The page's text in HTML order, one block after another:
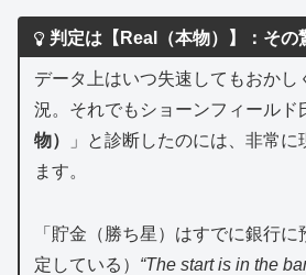
判定は【Real（本物）】：その
データ上はいつ失速してもおかし
況。それでもショーンフィールド
物）
」と診断したのには、非常に
ます。
「貯金（勝ち星）はすでに銀行
定している） “The start is in the